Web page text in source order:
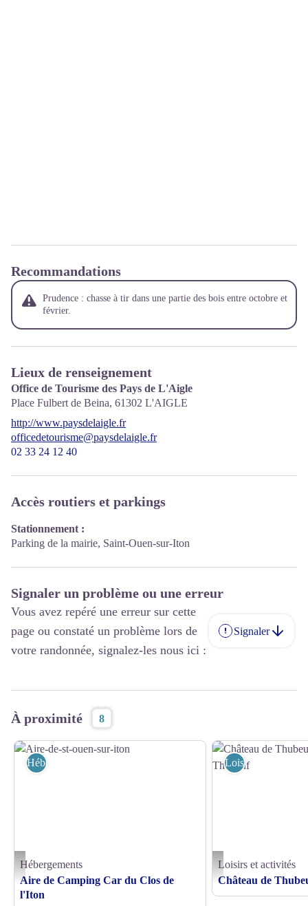
Recommandations
Prudence : chasse à tir dans une partie des bois entre octobre et
février.
Lieux de renseignement
Office de Tourisme des Pays de L'Aigle
Place Fulbert de Beina, 61302 L'AIGLE
http://www.paysdelaigle.fr
officedetourisme@paysdelaigle.fr
02 33 24 12 40
Accès routiers et parkings
Stationnement :
Parking de la mairie, Saint-Ouen-sur-Iton
Signaler un problème ou une erreur
Vous avez repéré une erreur sur cette
page ou constaté un problème lors de
votre randonnée, signalez-les nous ici :
Signaler
À proximité 8
Aire-de-st-ouen-sur-iton - © Mairie
Hébergements
Hébergements
Aire de Camping Car du Clos de
l'Iton
Château de Thubeuf - St
Loisirs et activités
Loisirs et activités
Château de